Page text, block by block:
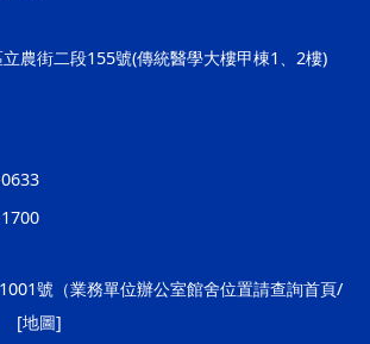
農街二段155號(傳統醫學大樓甲棟1、2樓)
號（業務單位辦公室館舍位置請查詢首頁/
[地圖]